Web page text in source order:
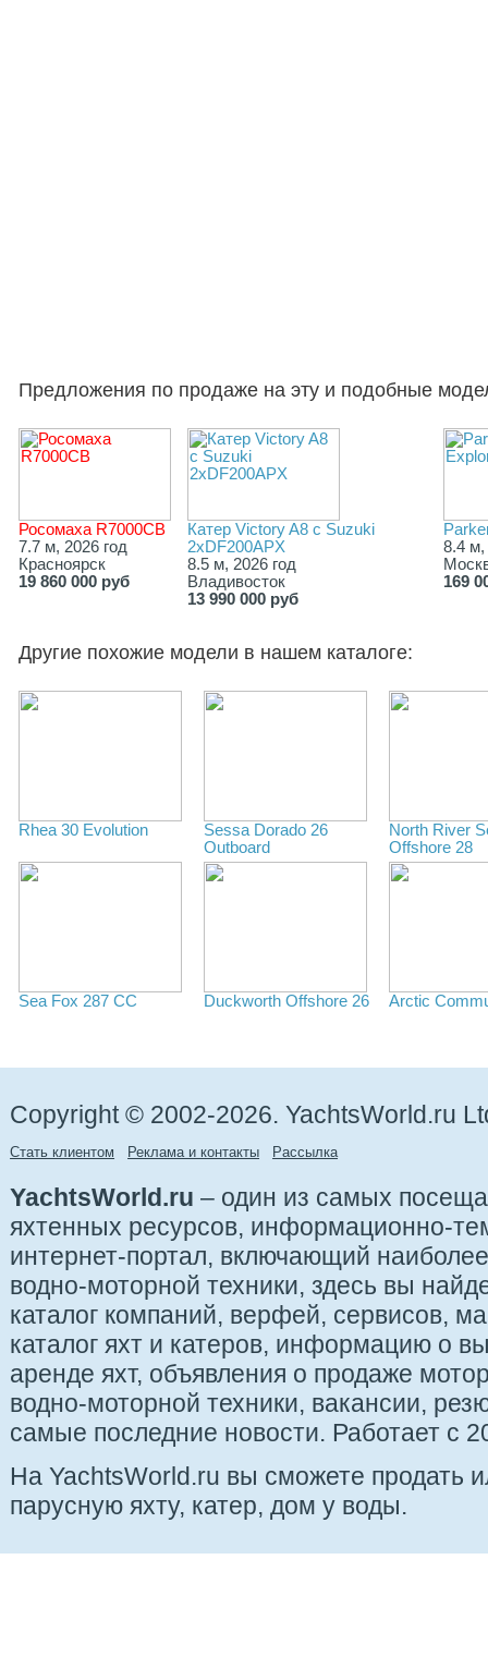
Предложения по продаже на эту и подобные
Росомаха R7000СВ
7.7 м, 2026 год
Красноярск
19 860 000 руб
Катер Victory A8 с Suzuki
2хDF200APX
8.5 м, 2026 год
Владивосток
13 990 000 руб
8.4 м,
169
Другие похожие модели в нашем каталоге:
Rhea 30 Evolution
Sessa Dorado 26
Outboard
North River
Offshore 28
Sea Fox 287 СС Duckworth Offshore 26 Arctic
Copyright © 2002-2026. YachtsWorld.ru
Стать клиентом Реклама и контакты Рассылка
YachtsWorld.ru – один из самых
яхтенных ресурсов, информационно-
интернет-портал, включающий
водно-моторной техники, здесь вы
каталог компаний, верфей, сервисов,
каталог яхт и катеров, информацию о
аренде яхт, объявления о продаже
водно-моторной техники, вакансии,
самые последние новости. Работает с
На YachtsWorld.ru вы сможете продать
парусную яхту, катер, дом у воды.